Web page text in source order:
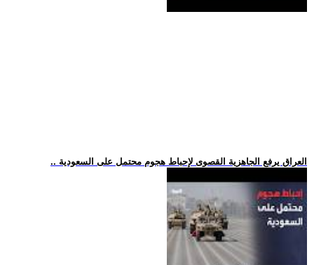
.. العراق يرفع الجاهزية القصوى لإحباط هجوم محتمل على السعودية